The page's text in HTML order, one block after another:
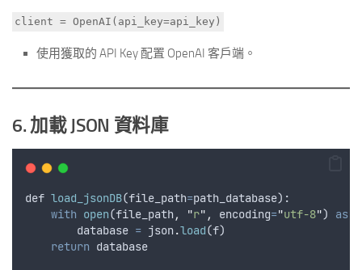
client = OpenAI(api_key=api_key)
使用獲取的 API Key 配置 OpenAI 客戶端。
6. 加載 JSON 資料庫
def load_jsonDB(file_path=path_database):
with open(file_path, "r" , encoding="utf-8") as
database = json.load(f)
return database